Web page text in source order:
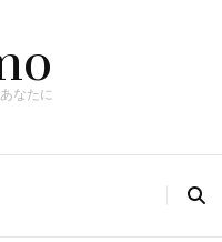
なたに